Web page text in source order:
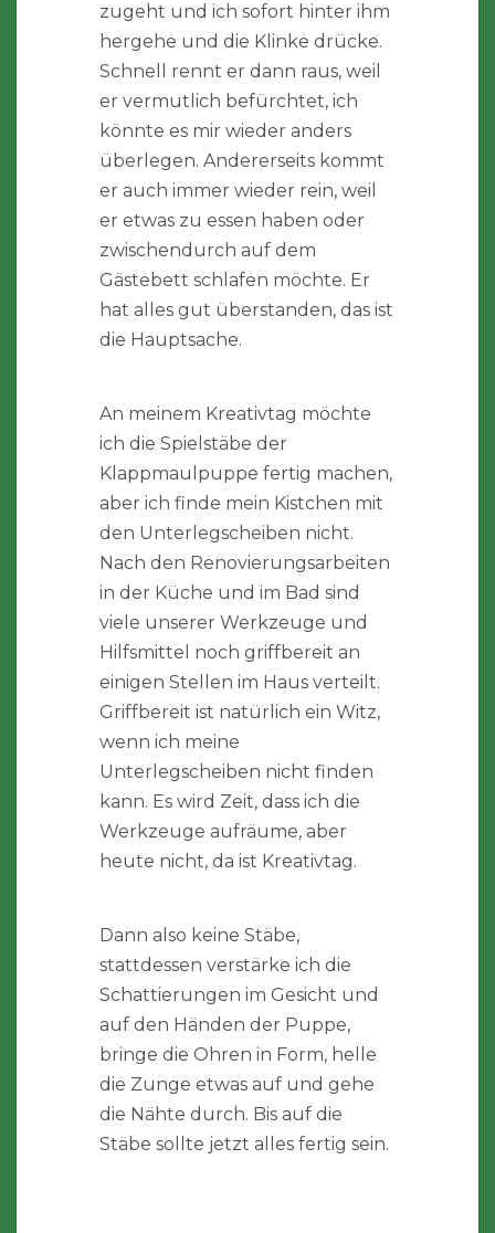
zugeht und ich sofort hinter ihm
hergehe und die Klinke drücke.
Schnell rennt er dann raus, weil
er vermutlich befürchtet, ich
könnte es mir wieder anders
überlegen. Andererseits kommt
er auch immer wieder rein, weil
er etwas zu essen haben oder
zwischendurch auf dem
Gästebett schlafen möchte. Er
hat alles gut überstanden, das ist
die Hauptsache.
An meinem Kreativtag möchte
ich die Spielstäbe der
Klappmaulpuppe fertig machen,
aber ich finde mein Kistchen mit
den Unterlegscheiben nicht.
Nach den Renovierungsarbeiten
in der Küche und im Bad sind
viele unserer Werkzeuge und
Hilfsmittel noch griffbereit an
einigen Stellen im Haus verteilt.
Griffbereit ist natürlich ein Witz,
wenn ich meine
Unterlegscheiben nicht finden
kann. Es wird Zeit, dass ich die
Werkzeuge aufräume, aber
heute nicht, da ist Kreativtag.
Dann also keine Stäbe,
stattdessen verstärke ich die
Schattierungen im Gesicht und
auf den Händen der Puppe,
bringe die Ohren in Form, helle
die Zunge etwas auf und gehe
die Nähte durch. Bis auf die
Stäbe sollte jetzt alles fertig sein.